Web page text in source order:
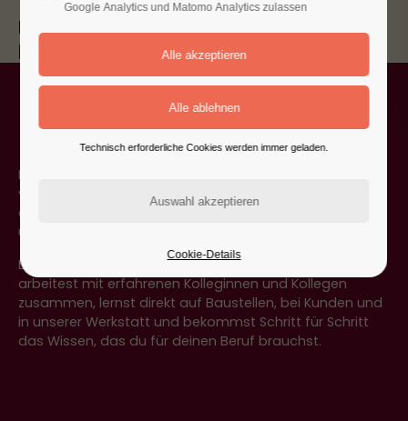
Du willst einen zukunftssicheren,
praktischen Beruf lernen, der jeden Tag
gebraucht wird? Dann starte deine
Ausbildung zum Anlagenmechaniker
für Sanitär-, Heizungs- und
Klimatechnik!
Du lernst, wie moderne Gebäudetechnik funktioniert:
von Heizungsanlagen über Sanitärtechnik bis hin zu
energieeffizienten Lösungen für private, gewerbliche
und industrielle Kunden.
Bei uns bist du nicht nur dabei, sondern mittendrin. Du
arbeitest mit erfahrenen Kolleginnen und Kollegen
zusammen, lernst direkt auf Baustellen, bei Kunden und
in unserer Werkstatt und bekommst Schritt für Schritt
das Wissen, das du für deinen Beruf brauchst.
Google Analytics und Matomo Analytics zulassen
Technisch erforderliche Cookies werden immer geladen.
Cookie-Details